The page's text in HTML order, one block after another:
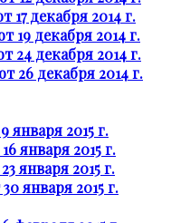
17 декабря 2014 г.
19 декабря 2014 г.
24 декабря 2014 г.
26 декабря 2014 г.
января 2015 г.
января 2015 г.
января 2015 г.
января 2015 г.